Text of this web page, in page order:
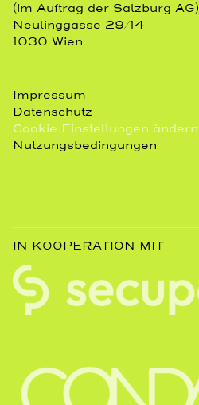
(im Auftrag der Salzburg AG)
Neulinggasse 29/14
1030 Wien
Impressum
Datenschutz
Cookie Einstellungen ändern
Nutzungsbedingungen
IN KOOPERATION MIT